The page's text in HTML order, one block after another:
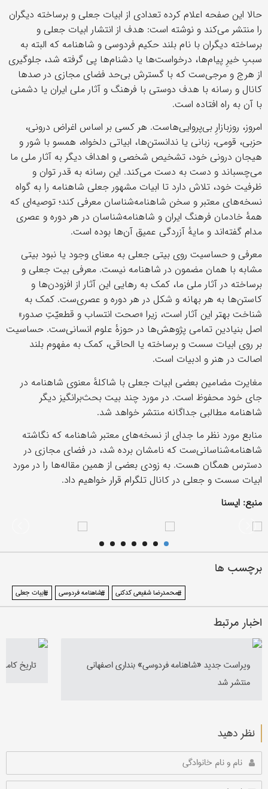
حالا این صفحه اعلام کرده تعدادی از ابیات جعلی و برساخته دیگران
را منتشر می‌کند و نوشته است: هدف از انتشار ابیات جعلی و
برساخته دیگران با نام بلند حکیم فردوسی و شاهنامه که البته به
سببِ خیرِ پیام‌ها، درخواست‌ها یا دشنام‌ها پی گرفته شد، جلوگیری
از هرج و مرجی‌ست که با گسترش بی‌حد فضای مجازی در صدها
کانال و رسانه با هدف دوستی با فرهنگ و آثار ملی ایران یا دشمنی
با آن به راه افتاده است.
امروز، روزبازارِ بی‌پروایی‌هاست. هر کسی بر اساس اغراض درونی،
حزبی، قومی، زبانی یا ندانستن‌ها، ابیاتی دلخواه، همسو با شور و
هیجان درونی خود، تشخیص شخصی و اهداف دیگر به آثار ملی ما
می‌چسباند و دست به دست می‌کند. این رسانه به قدر توان و
ظرفیت خود، تلاش دارد تا ابیات مشهور جعلی شاهنامه را به گواه
نسخه‌های معتبر و سخن شاهنامه‌شناسان معرفی کند؛ توصیه‌ای که
همهٔ خادمان فرهنگ ایران و شاهنامه‌شناسان در هر دوره و عصری
مدام گفته‌اند و مایهٔ آزردگی عمیق آن‌ها بوده است.
معرفی و حساسیت روی بیتی جعلی به معنای وجود یا نبود بیتی
مشابه با همان مضمون در شاهنامه نیست. معرفی بیت جعلی و
برساخته در آثار ملی ما، کمک به رهایی این آثار از افزودن‌ها و
کاستن‌ها به هر بهانه‌ و شکل در هر دوره و عصری‌ست. کمک به
شناخت بهتر این آثار است، زیرا «صحت انتساب و قطعیّتِ صدور»
اصل بنیادین تمامی پژوهش‌ها در حوزهٔ علوم انسانی‌ست. حساسیت
بر روی ابیات سست و برساخته یا الحاقی، کمک به مفهوم بلند
اصالت در هنر و ادبیات است.
مغایرت مضامین بعضی ابیات جعلی با شاکلهٔ معنوی شاهنامه در
جای خود محفوظ است. در مورد چند بیت بحث‌برانگیز دیگر
شاهنامه مطالبی جداگانه منتشر خواهد شد.
منابع مورد نظر ما جدای از نسخه‌های معتبر شاهنامه که نگاشته
شاهنامه‌شناسانی‌ست که نامشان برده شد، در فضای مجازی در
دسترس همگان هست. به زودی بعضی از همین مقاله‌ها را در مورد
ابیات سست و جعلی در کانال تلگرام قرار خواهیم داد.
منبع: ایسنا
برچسب ها
#محمدرضا شفیعی کدکنی #شاهنامه فردوسی #ابیات جعلی
اخبار مرتبط
ویراست جدید «شاهنامه فردوسی» بنداری اصفهانی
منتشر شد
تاریخ
نظر دهید